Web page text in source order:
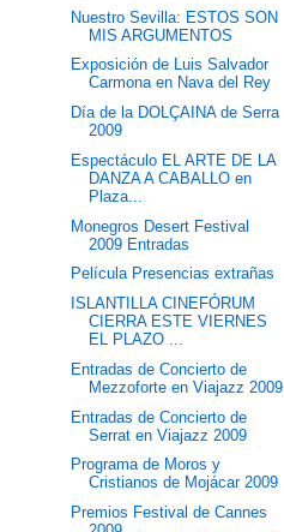
Nuestro Sevilla: ESTOS SON
MIS ARGUMENTOS
Exposición de Luis Salvador
Carmona en Nava del Rey
Día de la DOLÇAINA de Serra
2009
Espectáculo EL ARTE DE LA
DANZA A CABALLO en
Plaza...
Monegros Desert Festival
2009 Entradas
Película Presencias extrañas
ISLANTILLA CINEFÓRUM
CIERRA ESTE VIERNES
EL PLAZO ...
Entradas de Concierto de
Mezzoforte en Viajazz 2009
Entradas de Concierto de
Serrat en Viajazz 2009
Programa de Moros y
Cristianos de Mojácar 2009
Premios Festival de Cannes